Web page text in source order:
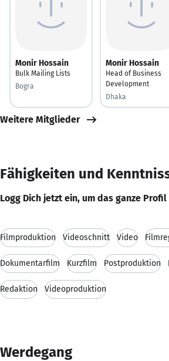
Monir Hossain
Bulk Mailing Lists
Bogra
Monir Hossain
Head of Business
Development
Dhaka
Weitere Mitglieder
Fähigkeiten und
Logg Dich jetzt ein, um das ganze Profil
Filmproduktion Videoschnitt Video
Dokumentarfilm Kurzfilm Postproduktion
Redaktion Videoproduktion
Werdegang